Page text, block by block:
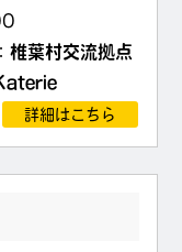
椎葉村交流拠点
詳細はこちら